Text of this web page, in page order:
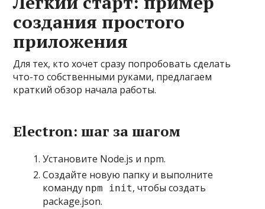
создания простого
приложения
Для тех, кто хочет сразу попробовать сделать
что-то собственными руками, предлагаем
краткий обзор начала работы.
Electron: шаг за шагом
Установите Node.js и npm.
Создайте новую папку и выполните
команду npm init, чтобы создать
package.json.